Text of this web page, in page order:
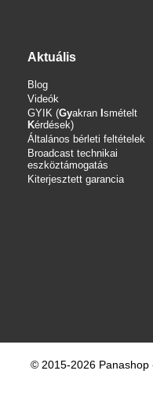
Aktuális
Blog
Videók
GYIK (Gyakran Ismételt
Kérdések)
Általános bérleti feltételek
Broadcast technikai
eszköztámogatás
Kiterjesztett garancia
© 2015-2026 Panashop